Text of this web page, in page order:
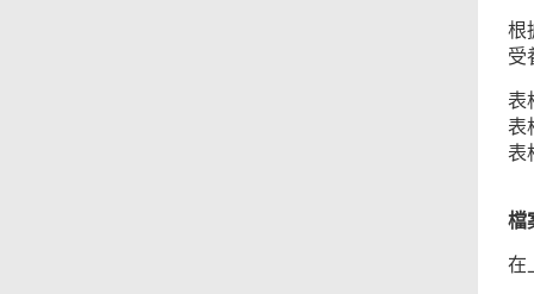
根
受
表
表
表
檔
在